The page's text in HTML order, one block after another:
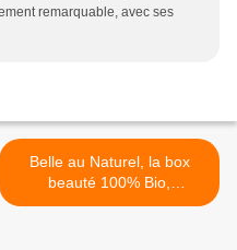
remarquable, avec ses
Belle au Naturel, la box
beauté 100% Bio,
septembre 2017 (+CODE)...